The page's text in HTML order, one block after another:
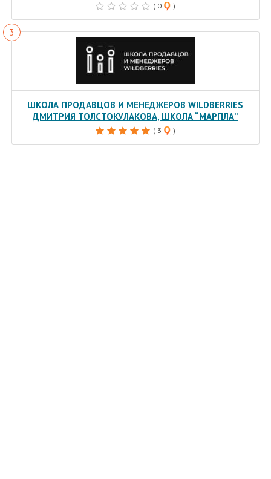
( 0 )
ШКОЛА ПРОДАВЦОВ И МЕНЕДЖЕРОВ WILDBERRIES
ДМИТРИЯ ТОЛСТОКУЛАКОВА, ШКОЛА “МАРПЛА”
( 3 )